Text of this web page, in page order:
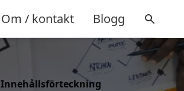
Om / kontakt Blogg
Innehållsförteckning